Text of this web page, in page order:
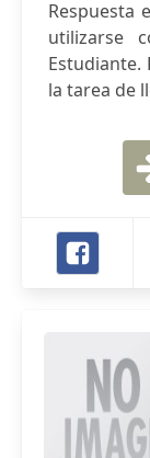
Respuesta
utilizarse
la tarea de